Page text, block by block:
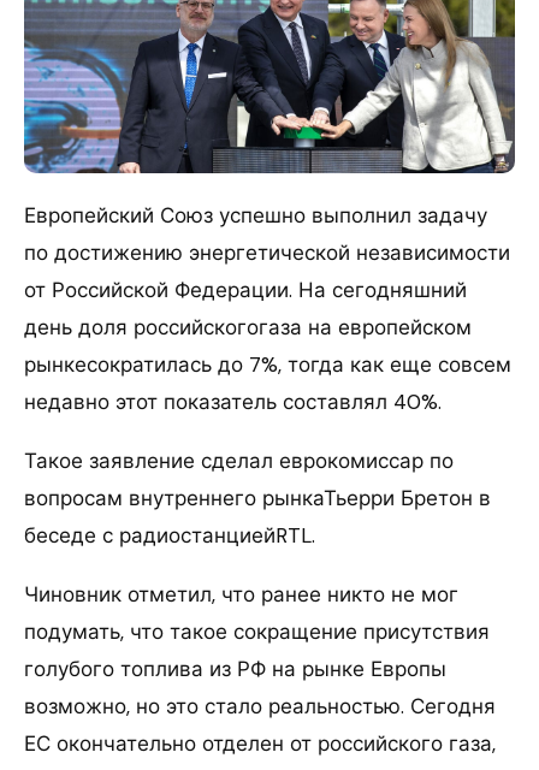
Европейский Союз успешно выполнил задачу
по достижению энергетической независимости
от Российской Федерации. На сегодняшний
день доля российскогогаза на европейском
рынкесократилась до 7%, тогда как еще совсем
недавно этот показатель составлял 40%.
Такое заявление сделал еврокомиссар по
вопросам внутреннего рынкаТьерри Бретон в
беседе с радиостанциейRTL.
Чиновник отметил, что ранее никто не мог
подумать, что такое сокращение присутствия
голубого топлива из РФ на рынке Европы
возможно, но это стало реальностью. Сегодня
ЕС окончательно отделен от российского газа,